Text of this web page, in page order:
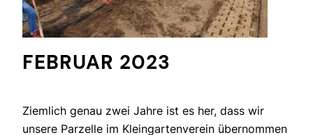
FEBRUAR 2023
Ziemlich genau zwei Jahre ist es her, dass wir
unsere Parzelle im Kleingartenverein übernommen